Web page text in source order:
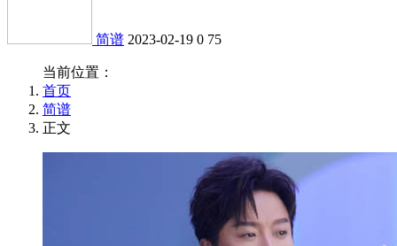
简谱 2023-02-19 0 75
当前位置：
首页
简谱
正文